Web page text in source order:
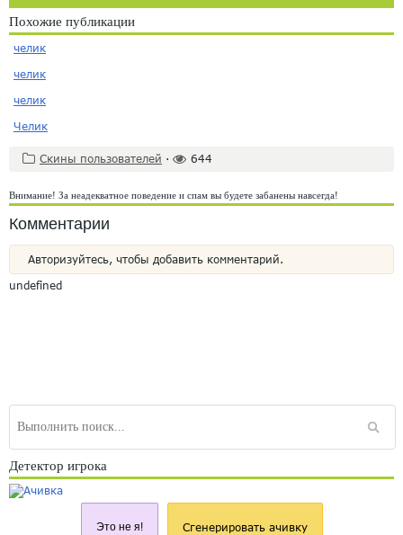
Похожие публикации
челик
челик
челик
Челик
Скины пользователей · 644
Внимание! За неадекватное поведение и спам вы будете забанены навсегда!
Комментарии
Авторизуйтесь, чтобы добавить комментарий.
undefined
Детектор игрока
Это не я! Сгенерировать ачивку